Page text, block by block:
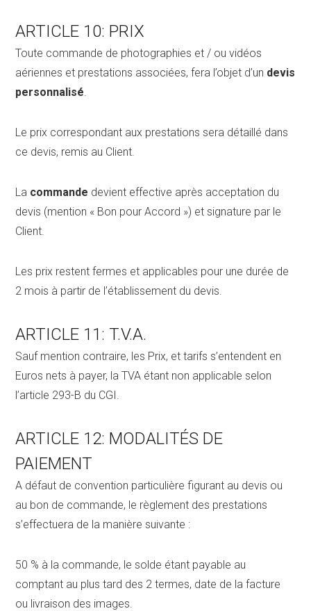
ARTICLE 10: PRIX
Toute commande de photographies et / ou vidéos
aériennes et prestations associées, fera l’objet d’un devis
personnalisé.
Le prix correspondant aux prestations sera détaillé dans
ce devis, remis au Client.
La commande devient effective après acceptation du
devis (mention « Bon pour Accord ») et signature par le
Client.
Les prix restent fermes et applicables pour une durée de
2 mois à partir de l’établissement du devis.
ARTICLE 11: T.V.A.
Sauf mention contraire, les Prix, et tarifs s’entendent en
Euros nets à payer, la TVA étant non applicable selon
l’article 293-B du CGI.
ARTICLE 12: MODALITÉS DE
PAIEMENT
A défaut de convention particulière figurant au devis ou
au bon de commande, le règlement des prestations
s’effectuera de la manière suivante :
50 % à la commande, le solde étant payable au
comptant au plus tard des 2 termes, date de la facture
ou livraison des images.